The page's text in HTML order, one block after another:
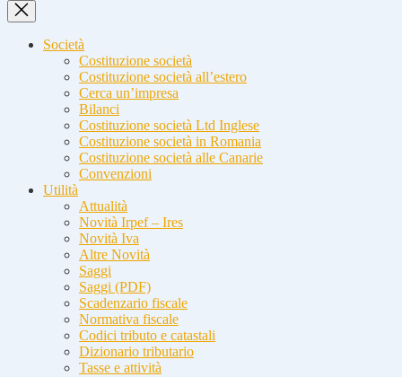
Società
Costituzione società
Costituzione società all’estero
Cerca un’impresa
Bilanci
Costituzione società Ltd Inglese
Costituzione società in Romania
Costituzione società alle Canarie
Convenzioni
Utilità
Attualità
Novità Irpef – Ires
Novità Iva
Altre Novità
Saggi
Saggi (PDF)
Scadenzario fiscale
Normativa fiscale
Codici tributo e catastali
Dizionario tributario
Tasse e attività